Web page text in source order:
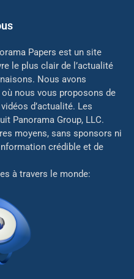
Papers est un site
le plus clair de l’actualité
Nous avons
nous vous proposons de
d’actualité. Les
Panorama Group, LLC.
moyens, sans sponsors ni
crédible et de
à travers le monde: